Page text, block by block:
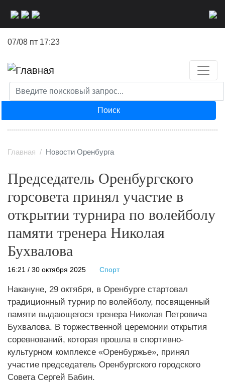
07/08 пт 17:23
Поиск
Главная Новости Оренбурга
Председатель Оренбургского
горсовета принял участие в
открытии турнира по волейболу
памяти тренера Николая
Бухвалова
16:21 / 30 октября 2025 Спорт
Накануне, 29 октября, в Оренбурге стартовал
традиционный турнир по волейболу, посвященный
памяти выдающегося тренера Николая Петровича
Бухвалова. В торжественной церемонии открытия
соревнований, которая прошла в спортивно-
культурном комплексе «Оренбуржье», принял
участие председатель Оренбургского городского
Совета Сергей Бабин.